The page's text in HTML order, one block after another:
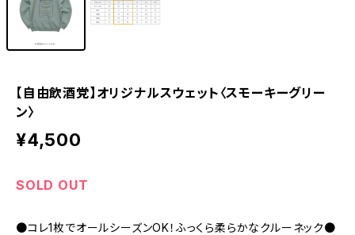
【自由飲酒党】オリジナルスウェット〈スモーキーグリー
ン〉
¥4,500
SOLD OUT
●コレ1枚でオールシーズンOK！ふっくら柔らかなクルーネック●